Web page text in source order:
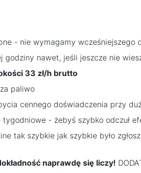
- nie wymagamy wcześniejszego
godziny nawet, jeśli jeszcze nie
33 zł/h brutto
paliwo
cennego doświadczenia przy
tygodniowe - żebyś szybko odczuł
tak szybkie jak szybkie było
naprawdę się liczy!